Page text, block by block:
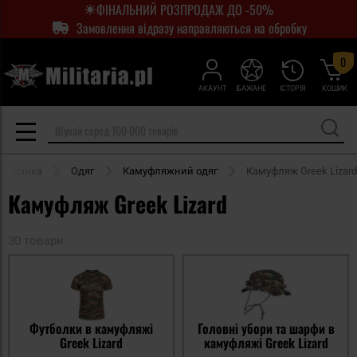
ФІНАЛЬНИЙ РОЗПРОДАЖ ДО -50%
Замовлення відразу направляються на обробку
АКАУНТ ІСТОРІЯ
БАЖАНЕ КОШИК
0
Одяг Камуфляжний одяг Камуфляж Greek Lizard
Камуфляж Greek Lizard
Футболки в камуфляжі
Greek Lizard
Головні убори та шарфи в
камуфляжі Greek Lizard